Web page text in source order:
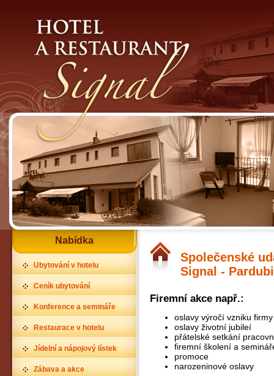
Nabídka
Ubytování v hotelu
Ceník ubytování
Konference a semináře
Restaurace v hotelu
Jídelní a nápojový lístek
Zábava a akce
Společenské
Signal -
Firemní akce např.:
oslavy výročí vzniku firmy
oslavy životní jubileí
přátelské setkání
firemní školení a
promoce
narozeninové oslavy